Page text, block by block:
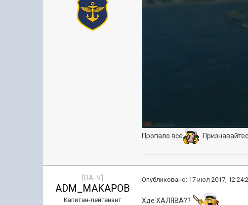
Пропало всё
[RA-V]
ADM_MAKAPOB
Капитан-лейтенант
Опубликовано: 17 июл 2017,
Хде ХАЛЯВА??